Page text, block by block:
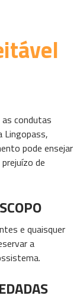
as condutas
Lingopass,
pode ensejar
de
e quaisquer
a